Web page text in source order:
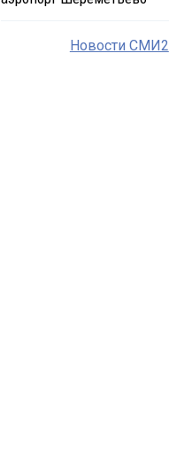
Новости СМИ2